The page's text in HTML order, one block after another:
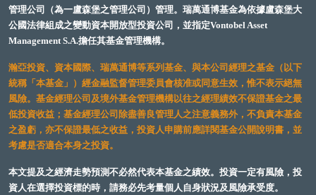
管理公司（為一盧森堡之管理公司）管理。瑞萬通博基金為依據盧森堡大
公國法律組成之變動資本開放型投資公司，並指定Vontobel Asset
Management S.A.擔任其基金管理機構。
瀚亞投資、資本國際、瑞萬通博等系列基金、與本公司經理之基金（以下
統稱「本基金」）經金融監督管理委員會核准或同意生效，惟不表示絕無
風險。基金經理公司及境外基金管理機構以往之經理績效不保證基金之最
低投資收益；基金經理公司除盡善良管理人之注意義務外，不負責本基金
之盈虧，亦不保證最低之收益，投資人申購前應詳閱基金公開說明書，並
考慮是否適合本身之投資。
本文提及之經濟走勢預測不必然代表本基金之績效。投資一定有風險，投
資人在選擇投資標的時，請務必先考量個人自身狀況及風險承受度。